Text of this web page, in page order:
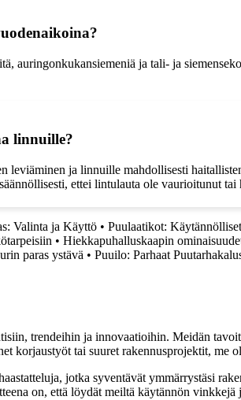
auringonkukansiemeniä ja tali- ja
linnuille?
leviäminen ja linnuille mahdollisesti
ettei lintulauta ole vaurioitunut tai
Valinta ja Käyttö • Puulaatikot:
• Hiekkapuhalluskaapin
paras ystävä • Puuilo: Parhaat
trendeihin ja innovaatioihin. Meidän
korjaustyöt tai suuret rakennusprojektit, me
jotka syventävät ymmärrystäsi
on, että löydät meiltä käytännön